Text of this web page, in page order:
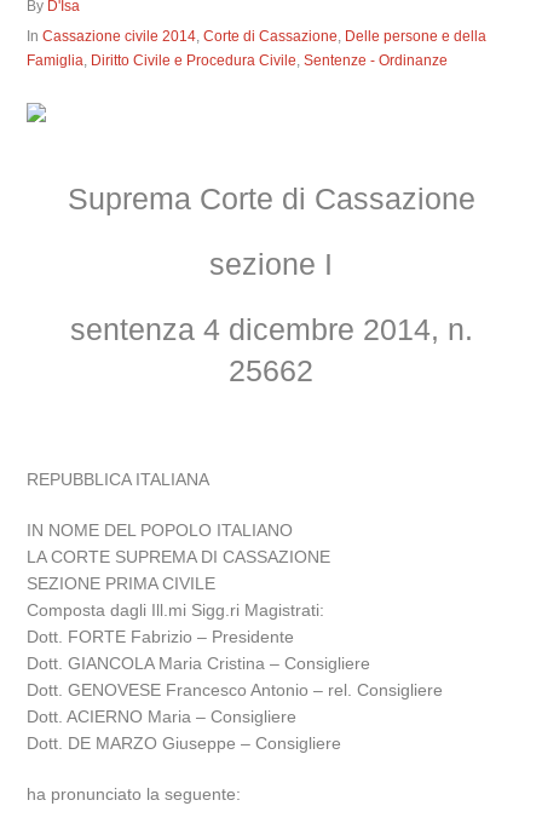
By D'Isa
InCassazione civile 2014,Corte di Cassazione, Delle persone e della
Famiglia, Diritto Civile e Procedura Civile,Sentenze - Ordinanze
Suprema Corte di Cassazione
sezione I
sentenza 4 dicembre 2014, n.
25662
REPUBBLICA ITALIANA
IN NOME DEL POPOLO ITALIANO
LA CORTE SUPREMA DI CASSAZIONE
SEZIONE PRIMA CIVILE
Composta dagli Ill.mi Sigg.ri Magistrati:
Dott. FORTE Fabrizio – Presidente
Dott. GIANCOLA Maria Cristina – Consigliere
Dott. GENOVESE Francesco Antonio – rel. Consigliere
Dott. ACIERNO Maria – Consigliere
Dott. DE MARZO Giuseppe – Consigliere
ha pronunciato la seguente: